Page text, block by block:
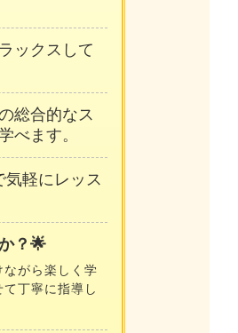
ックスして
総合的なス
べます。
軽にレッス
？🌟
がら楽しく学
丁寧に指導し